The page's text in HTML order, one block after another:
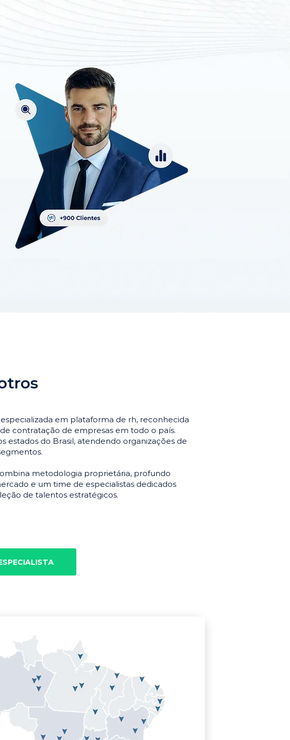
em plataforma de rh, reconhecida
contratação de empresas em todo o país.
estados do Brasil, atendendo organizações de
metodologia proprietária, profundo
e um time de especialistas dedicados
de talentos estratégicos.